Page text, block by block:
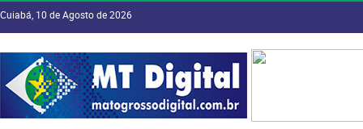
Cuiabá, 10 de Agosto de 2026
INÍCIO POLÍTICA ECONOMIA SAÚDE